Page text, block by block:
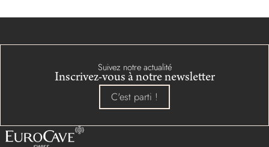
Suivez notre actualité
Inscrivez-vous à notre newsletter
C'est parti !